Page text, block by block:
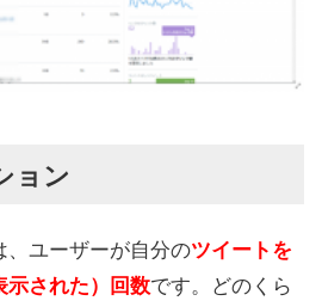
ョン
ユーザーが自分のツイートを
示された）回数です。どのくら